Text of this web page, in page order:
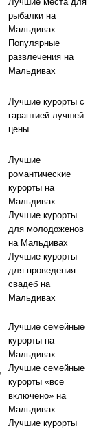
рыбалки на
Мальдивах
Популярные
развлечения на
Мальдивах
Лучшие курорты с
гарантией лучшей
цены
Лучшие
романтические
курорты на
Мальдивах
Лучшие курорты
для молодоженов
на Мальдивах
Лучшие курорты
для проведения
свадеб на
Мальдивах
Лучшие семейные
курорты на
Мальдивах
Лучшие семейные
курорты «все
включено» на
Мальдивах
Лучшие курорты